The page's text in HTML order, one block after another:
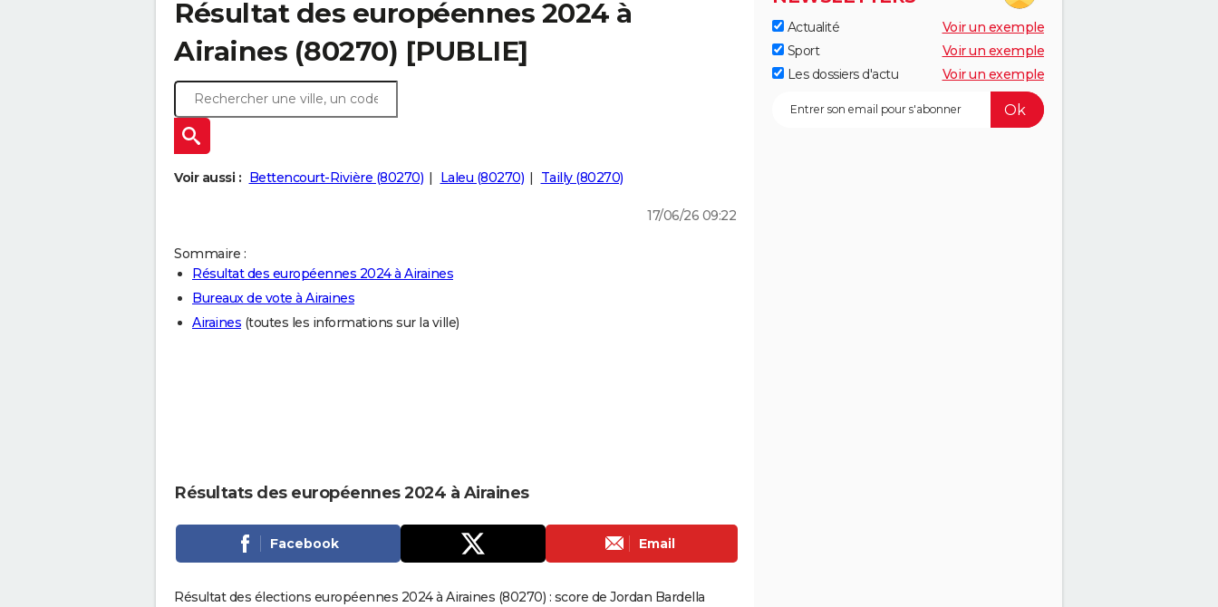
Résultat des européennes 2024 à
Airaines (80270) [PUBLIE]
Voir aussi : Bettencourt-Rivière (80270) Laleu (80270) Tailly (80270)
17/06/26 09:22
Sommaire :
Résultat des européennes 2024 à Airaines
Bureaux de vote à Airaines
Airaines (toutes les informations sur la ville)
Résultats des européennes 2024 à Airaines
Facebook Email
Résultat des élections européennes 2024 à Airaines (80270) : score de Jordan Bardella
Actualité
Voir un exemple
Sport
Voir un exemple
Les dossiers d'actu
Voir un exemple